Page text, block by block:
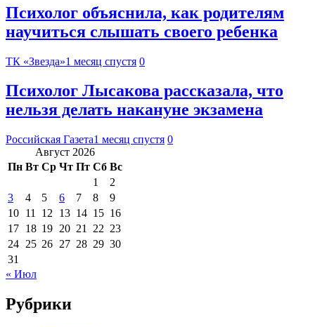
Психолог объяснила, как родителям
научиться слышать своего ребенка
ТК «Звезда»1 месяц спустя 0
Психолог Лысакова рассказала, что
нельзя делать накануне экзамена
Российская Газета1 месяц спустя 0
Август 2026
Пн Вт Ср Чт Пт Сб Вс
1
2
3
4 5 6 7 8
9
10 11 12 13 14 15 16
17 18 19 20 21 22 23
24 25 26 27 28 29 30
31
« Июл
Рубрики